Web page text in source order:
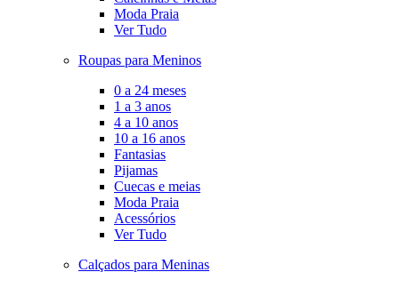
Moda Praia
Ver Tudo
Roupas para Meninos
0 a 24 meses
1 a 3 anos
4 a 10 anos
10 a 16 anos
Fantasias
Pijamas
Cuecas e meias
Moda Praia
Acessórios
Ver Tudo
Calçados para Meninas